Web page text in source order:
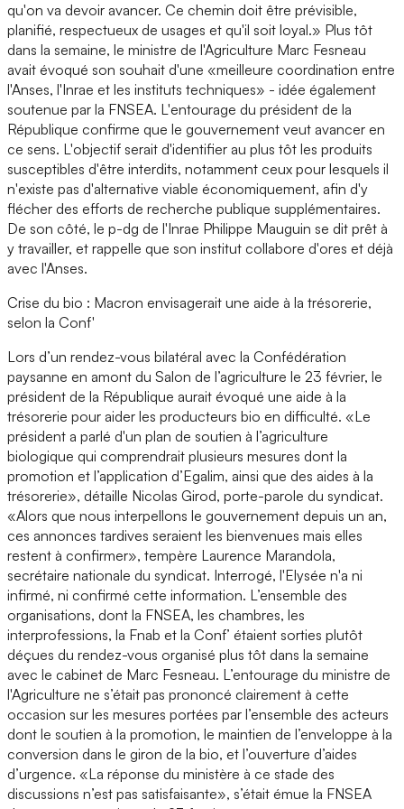
qu'on va devoir avancer. Ce chemin doit être prévisible,
planifié, respectueux de usages et qu'il soit loyal.» Plus tôt
dans la semaine, le ministre de l'Agriculture Marc Fesneau
avait évoqué son souhait d'une «meilleure coordination entre
l'Anses, l'Inrae et les instituts techniques» - idée également
soutenue par la FNSEA. L'entourage du président de la
République confirme que le gouvernement veut avancer en
ce sens. L'objectif serait d'identifier au plus tôt les produits
susceptibles d'être interdits, notamment ceux pour lesquels il
n'existe pas d'alternative viable économiquement, afin d'y
flécher des efforts de recherche publique supplémentaires.
De son côté, le p-dg de l'Inrae Philippe Mauguin se dit prêt à
y travailler, et rappelle que son institut collabore d'ores et déjà
avec l'Anses.
Crise du bio : Macron envisagerait une aide à la trésorerie,
selon la Conf'
Lors d’un rendez-vous bilatéral avec la Confédération
paysanne en amont du Salon de l’agriculture le 23 février, le
président de la République aurait évoqué une aide à la
trésorerie pour aider les producteurs bio en difficulté. «Le
président a parlé d'un plan de soutien à l’agriculture
biologique qui comprendrait plusieurs mesures dont la
promotion et l’application d’Egalim, ainsi que des aides à la
trésorerie», détaille Nicolas Girod, porte-parole du syndicat.
«Alors que nous interpellons le gouvernement depuis un an,
ces annonces tardives seraient les bienvenues mais elles
restent à confirmer», tempère Laurence Marandola,
secrétaire nationale du syndicat. Interrogé, l'Elysée n'a ni
infirmé, ni confirmé cette information. L’ensemble des
organisations, dont la FNSEA, les chambres, les
interprofessions, la Fnab et la Conf’ étaient sorties plutôt
déçues du rendez-vous organisé plus tôt dans la semaine
avec le cabinet de Marc Fesneau. L’entourage du ministre de
l'Agriculture ne s’était pas prononcé clairement à cette
occasion sur les mesures portées par l’ensemble des acteurs
dont le soutien à la promotion, le maintien de l’enveloppe à la
conversion dans le giron de la bio, et l’ouverture d’aides
d’urgence. «La réponse du ministère à ce stade des
discussions n’est pas satisfaisante», s’était émue la FNSEA